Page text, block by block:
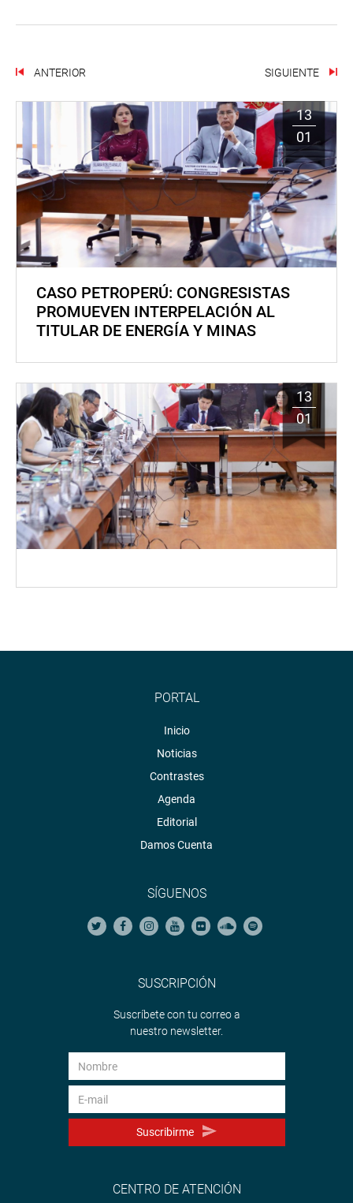
ANTERIOR SIGUIENTE
13
01
CASO PETROPERÚ: CONGRESISTAS
PROMUEVEN INTERPELACIÓN AL
TITULAR DE ENERGÍA Y MINAS
13
01
PORTAL
Inicio
Noticias
Contrastes
Agenda
Editorial
Damos Cuenta
SÍGUENOS
SUSCRIPCIÓN
Suscríbete con tu correo a
nuestro newsletter.
Suscribirme
CENTRO DE ATENCIÓN